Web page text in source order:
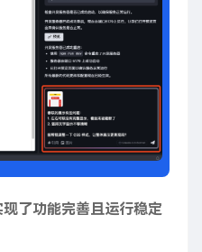
了功能完善且运行稳定